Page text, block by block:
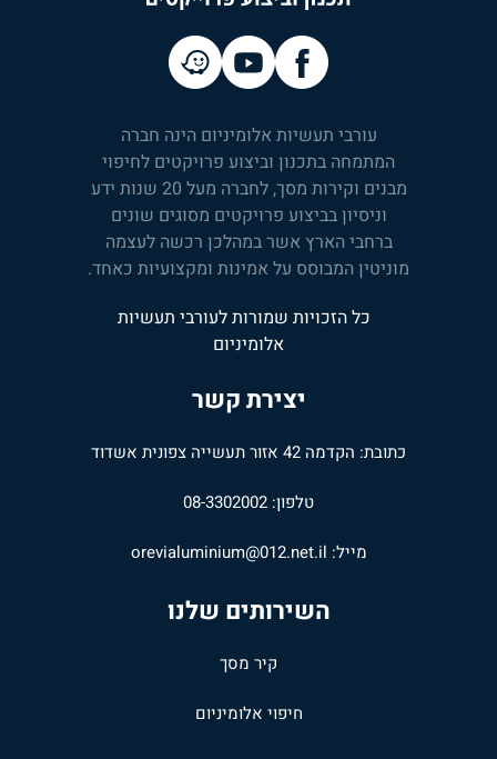
עורבי תעשיות אלומיניום הינה חברה
המתמחה בתכנון וביצוע פרויקטים לחיפוי
מבנים וקירות מסך, לחברה מעל 20 שנות ידע
וניסיון בביצוע פרויקטים מסוגים שונים
ברחבי הארץ אשר במהלכן רכשה לעצמה
מוניטין המבוסס על אמינות ומקצועיות כאחד.
כל הזכויות שמורות לעורבי תעשיות
אלומיניום
יצירת קשר
כתובת: הקדמה 42 אזור תעשייה צפונית אשדוד
טלפון: 08-3302002
מייל: orevialuminium@012.net.il
השירותים שלנו
קיר מסך
חיפוי אלומיניום